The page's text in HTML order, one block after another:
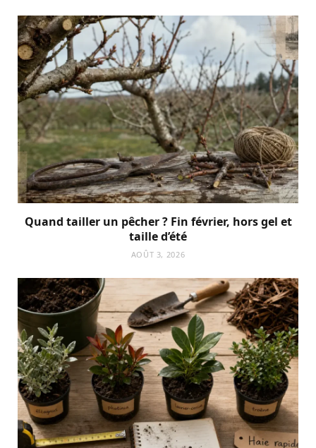
Quand tailler un pêcher ? Fin février, hors gel et
taille d’été
AOÛT 3, 2026